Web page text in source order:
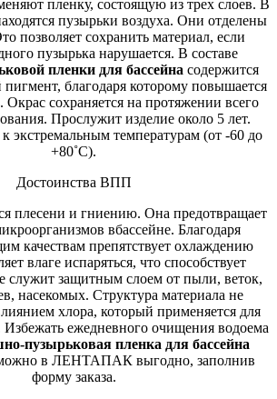
пленку, состоящую из трех слоев. В
пузырьки воздуха. Они отделены
позволяет сохранить материал, если
пузырька нарушается. В составе
пленки для бассейна содержится
благодаря которому повышается
Окрас сохраняется на протяжении всего
Прослужит изделие около 5 лет.
экстремальным температурам (от -60 до
+80˚С).
Достоинства ВПП
плесени и гниению. Она предотвращает
вбассейне. Благодаря
качествам препятствует охлаждению
влаге испаряться, что способствует
служит защитным слоем от пыли, веток,
насекомых. Структура материала не
хлора, который применяется для
ежедневного очищения водоема
пузырьковая пленка для бассейна
в ЛЕНТАПАК выгодно, заполнив
форму заказа.